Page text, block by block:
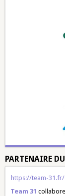
PARTENAIRE
https://team-31.fr/
Team 31